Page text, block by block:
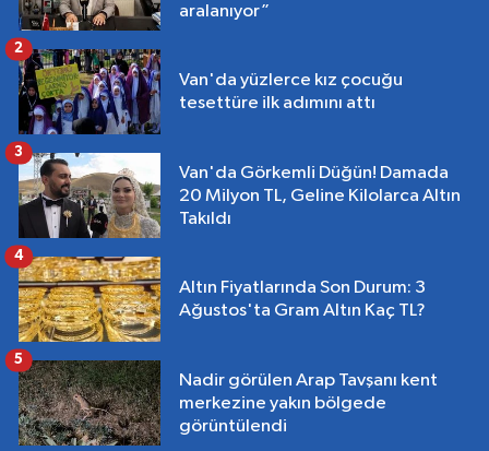
aralanıyor”
Van'da yüzlerce kız çocuğu
tesettüre ilk adımını attı
2
Van'da Görkemli Düğün! Damada
20 Milyon TL, Geline Kilolarca Altın
Takıldı
3
Altın Fiyatlarında Son Durum: 3
Ağustos'ta Gram Altın Kaç TL?
4
Nadir görülen Arap Tavşanı kent
merkezine yakın bölgede
görüntülendi
5